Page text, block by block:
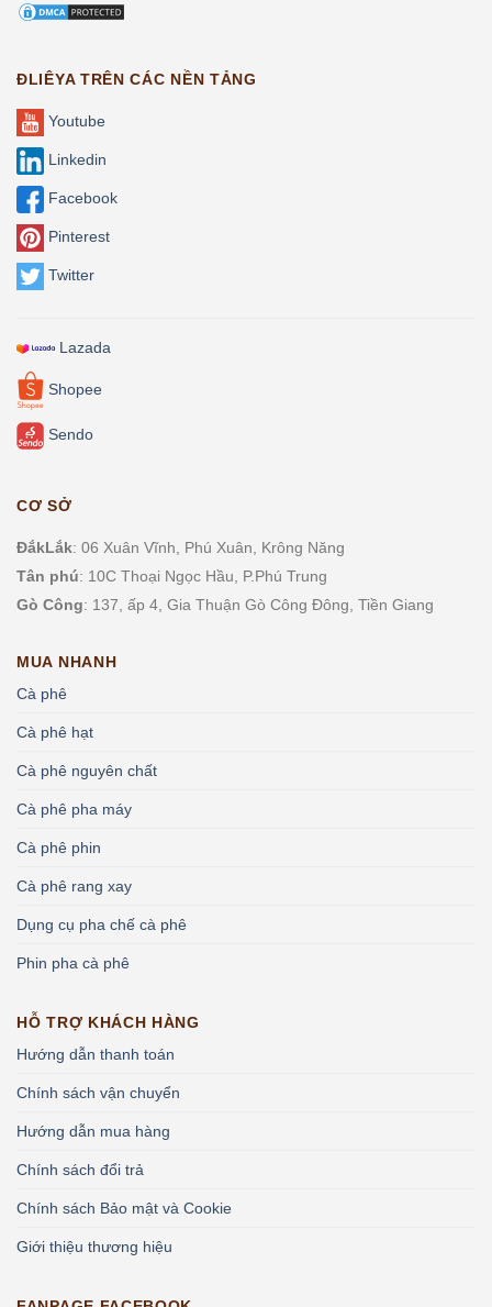
ĐLIÊYA TRÊN CÁC NỀN TẢNG
Youtube
Linkedin
Facebook
Pinterest
Twitter
Lazada
Shopee
Sendo
CƠ SỞ
ĐắkLắk: 06 Xuân Vĩnh, Phú Xuân, Krông Năng
Tân phú: 10C Thoại Ngọc Hầu, P.Phú Trung
Gò Công: 137, ấp 4, Gia Thuận Gò Công Đông, Tiền Giang
MUA NHANH
Cà phê
Cà phê hạt
Cà phê nguyên chất
Cà phê pha máy
Cà phê phin
Cà phê rang xay
Dụng cụ pha chế cà phê
Phin pha cà phê
HỖ TRỢ KHÁCH HÀNG
Hướng dẫn thanh toán
Chính sách vận chuyển
Hướng dẫn mua hàng
Chính sách đổi trả
Chính sách Bảo mật và Cookie
Giới thiệu thương hiệu